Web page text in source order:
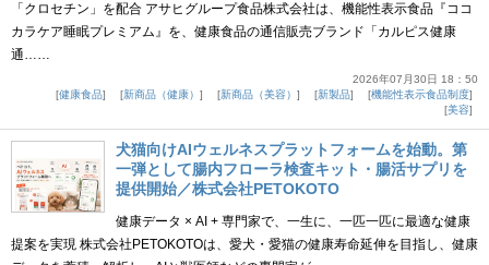
「クロセチン」を配合 アサヒグループ食品株式会社は、機能性表示食品『ココ
カラケア睡眠プレミアム』を、健康食品の通信販売ブランド「カルピス健康
通……
2026年07月30日 18：50
健康食品
新商品（健康） 新商品（美容） 新製品
機能性表示食品制度
美容
犬猫向けAIウェルネスプラットフォームを始動。第
一弾として腸内フローラ検査キット・腸活サプリを
提供開始／株式会社PETOKOTO
健康データ × AI + 専門家で、一生に、一匹一匹に最適な健康
提案を実現 株式会社PETOKOTOは、愛犬・愛猫の健康寿命延伸を目指し、健康